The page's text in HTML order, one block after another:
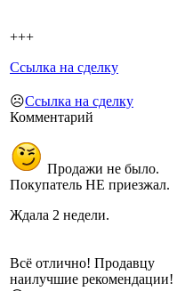
+++
Ссылка на сделку
☹️Ссылка на сделку
Комментарий
Продажи не было.
Покупатель НЕ приезжал.
Ждала 2 недели.
Всё отлично! Продавцу
наилучшие рекомендации!